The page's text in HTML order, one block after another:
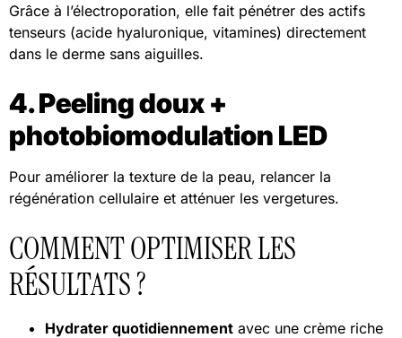
Grâce à l’électroporation, elle fait pénétrer des actifs
tenseurs (acide hyaluronique, vitamines) directement
dans le derme sans aiguilles.
4. Peeling doux +
photobiomodulation LED
Pour améliorer la texture de la peau, relancer la
régénération cellulaire et atténuer les vergetures.
COMMENT OPTIMISER LES
RÉSULTATS ?
Hydrater quotidiennement avec une crème riche